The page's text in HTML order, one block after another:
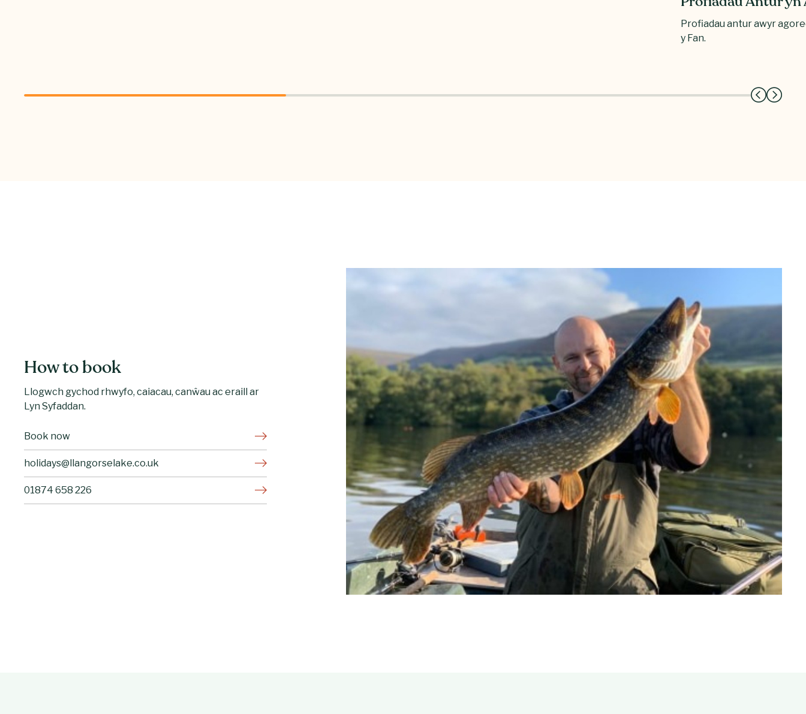
Profiadau antur awyr
y Fan.
How to book
Llogwch gychod rhwyfo, caiacau, canŵau ac eraill ar
Lyn Syfaddan.
Book now
holidays@llangorselake.co.uk
01874 658 226